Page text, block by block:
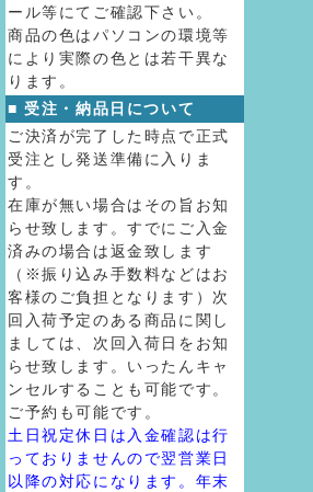
ール等にてご確認下さい。
商品の色はパソコンの環境等
により実際の色とは若干異な
ります。
■ 受注・納品日について
ご決済が完了した時点で正式
受注とし発送準備に入りま
す。
在庫が無い場合はその旨お知
らせ致します。すでにご入金
済みの場合は返金致します
（※振り込み手数料などはお
客様のご負担となります）次
回入荷予定のある商品に関し
ましては、次回入荷日をお知
らせ致します。いったんキャ
ンセルすることも可能です。
ご予約も可能です。
土日祝定休日は入金確認は行
っておりませんので翌営業日
以降の対応になります。年末